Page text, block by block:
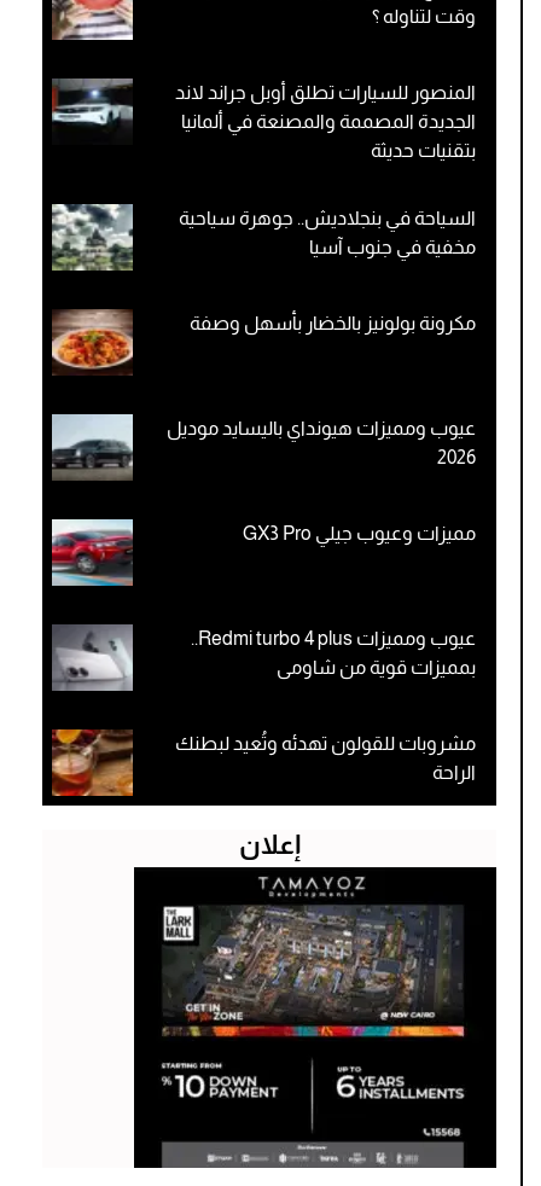
وقت لتناوله ؟
المنصور للسيارات تطلق أوبل جراند لاند
الجديدة المصممة والمصنعة في ألمانيا
بتقنيات حديثة
السياحة في بنجلاديش.. جوهرة سياحية
مخفية في جنوب آسيا
مكرونة بولونيز بالخضار بأسهل وصفة
عيوب ومميزات هيونداي باليسايد موديل
2026
مميزات وعيوب جيلي GX3 Pro
عيوب ومميزات Redmi turbo 4 plus..
بمميزات قوية من شاومى
مشروبات للقولون تهدئه وتُعيد لبطنك
الراحة
إعلان